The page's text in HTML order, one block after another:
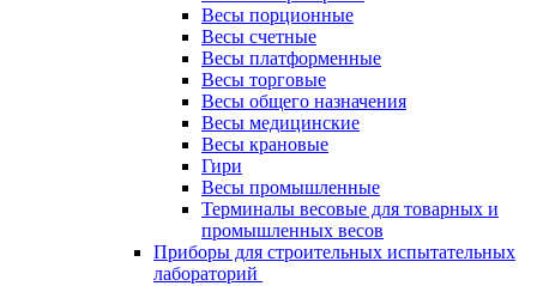
Весы порционные
Весы счетные
Весы платформенные
Весы торговые
Весы общего назначения
Весы медицинские
Весы крановые
Гири
Весы промышленные
Терминалы весовые для товарных и
промышленных весов
Приборы для строительных испытательных
лабораторий